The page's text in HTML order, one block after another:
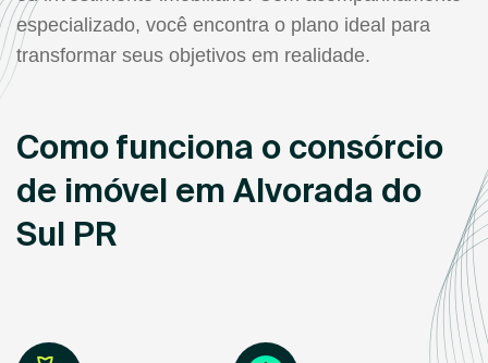
especializado, você encontra o plano ideal para
transformar seus objetivos em realidade.
Como funciona o consórcio
de imóvel em Alvorada do
Sul PR